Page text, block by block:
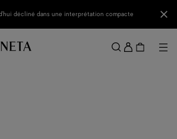
décliné dans une interprétation compacte
Se